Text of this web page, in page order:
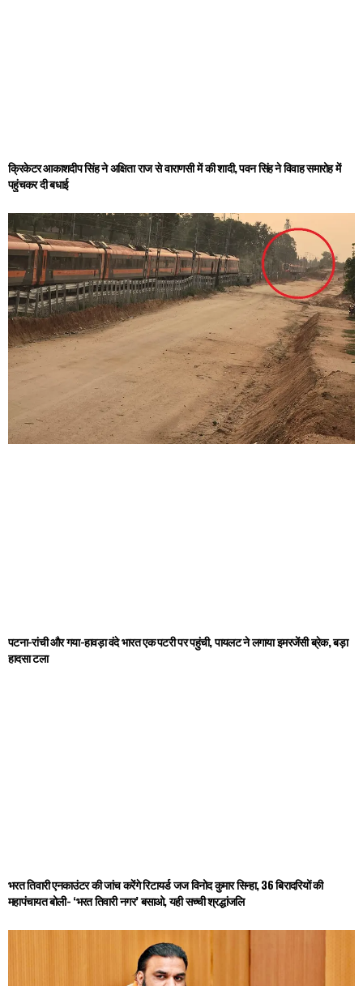
क्रिकेटर आकाशदीप सिंह ने अक्षिता राज से वाराणसी में की शादी, पवन सिंह ने विवाह समारोह में
पहुंचकर दी बधाई
पटना-रांची और गया-हावड़ा वंदे भारत एक पटरी पर पहुंची, पायलट ने लगाया इमरजेंसी ब्रेक, बड़ा
हादसा टला
भरत तिवारी एनकाउंटर की जांच करेंगे रिटायर्ड जज विनोद कुमार सिन्हा, 36 बिरादरियों की
महापंचायत बोली- ‘भरत तिवारी नगर’ बसाओ, यही सच्ची श्रद्धांजलि